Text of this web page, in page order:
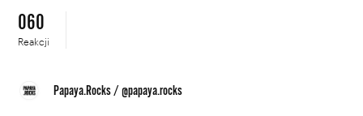
060
Reakcji
Papaya.Rocks/@papaya.rocks